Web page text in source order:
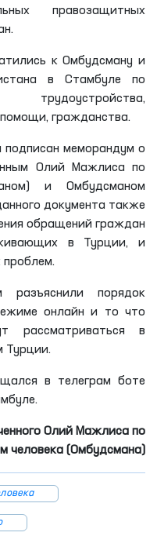
правозащитных
к Омбудсману и
в Стамбуле по
гражданства.
меморандум о
Олий Мажлиса по
и Омбудсманом
документа также
обращений граждан
в Турции, и
проблем.
порядок
онлайн и то что
рассматриваться в
Турции.
в телеграм боте
Олий Мажлиса по
человека (Омбудсмана)